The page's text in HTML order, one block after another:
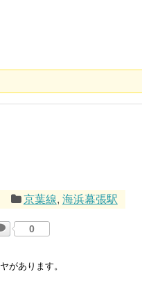
京葉線, 海浜幕張駅
0
があります。